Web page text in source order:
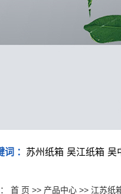
： 苏州纸箱 吴江纸箱 吴
首 页 >> 产品中心 >> 江苏纸